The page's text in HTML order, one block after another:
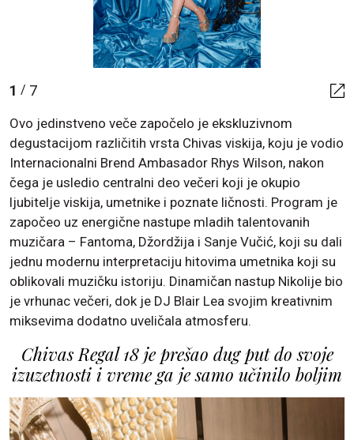
1 / 7
Ovo jedinstveno veče započelo je ekskluzivnom
degustacijom različitih vrsta Chivas viskija, koju je vodio
Internacionalni Brend Ambasador Rhys Wilson, nakon
čega je usledio centralni deo večeri koji je okupio
ljubitelje viskija, umetnike i poznate ličnosti. Program je
započeo uz energične nastupe mladih talentovanih
muzičara – Fantoma, Džordžija i Sanje Vučić, koji su dali
jednu modernu interpretaciju hitovima umetnika koji su
oblikovali muzičku istoriju. Dinamičan nastup Nikolije bio
je vrhunac večeri, dok je DJ Blair Lea svojim kreativnim
miksevima dodatno uveličala atmosferu.
Chivas Regal 18 je prešao dug put do svoje
izuzetnosti i vreme ga je samo učinilo boljim